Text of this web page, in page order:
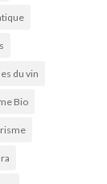
du vin
Bio